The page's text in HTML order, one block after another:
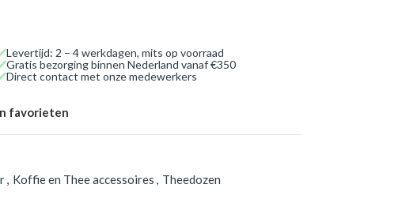
Levertijd: 2 – 4 werkdagen, mits op voorraad
Gratis bezorging binnen Nederland vanaf €350
Direct contact met onze medewerkers
favorieten
, Koffie en Thee accessoires , Theedozen